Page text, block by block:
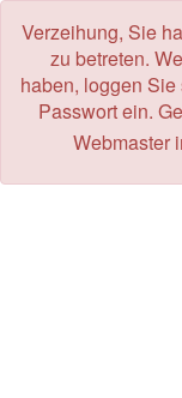
Verzeihung, Sie
zu betreten.
haben, loggen
Passwort ein.